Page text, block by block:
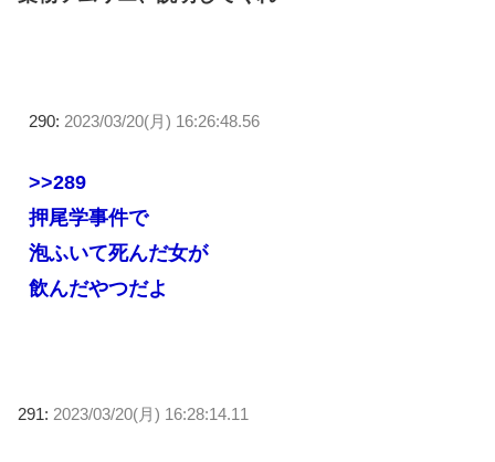
290: 2023/03/20(月) 16:26:48.56
>>289
押尾学事件で
泡ふいて死んだ女が
飲んだやつだよ
291: 2023/03/20(月) 16:28:14.11